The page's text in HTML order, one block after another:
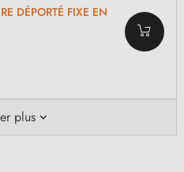
DÉPORTÉ FIXE EN
plus